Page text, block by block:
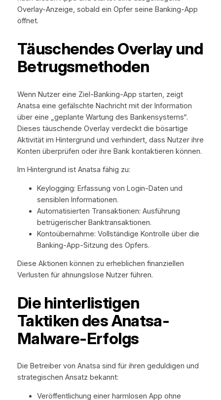
Overlay-Anzeige, sobald ein Opfer seine Banking-App
öffnet.
Täuschendes Overlay und
Betrugsmethoden
Wenn Nutzer eine Ziel-Banking-App starten, zeigt
Anatsa eine gefälschte Nachricht mit der Information
über eine „geplante Wartung des Bankensystems“.
Dieses täuschende Overlay verdeckt die bösartige
Aktivität im Hintergrund und verhindert, dass Nutzer ihre
Konten überprüfen oder ihre Bank kontaktieren können.
Im Hintergrund ist Anatsa fähig zu:
Keylogging: Erfassung von Login-Daten und
sensiblen Informationen.
Automatisierten Transaktionen: Ausführung
betrügerischer Banktransaktionen.
Kontoübernahme: Vollständige Kontrolle über die
Banking-App-Sitzung des Opfers.
Diese Aktionen können zu erheblichen finanziellen
Verlusten für ahnungslose Nutzer führen.
Die hinterlistigen
Taktiken des Anatsa-
Malware-Erfolgs
Die Betreiber von Anatsa sind für ihren geduldigen und
strategischen Ansatz bekannt:
Veröffentlichung einer harmlosen App ohne